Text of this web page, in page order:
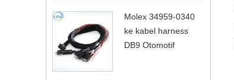
Molex 34959-0340
ke kabel harness
DB9 Otomotif